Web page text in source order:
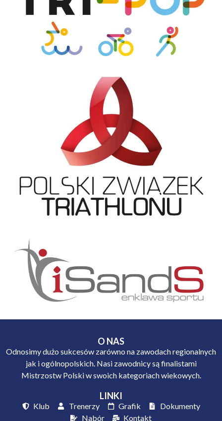
O NAS
Odnosimy dużo sukcesów zarówno na zawodach regionalnych
jak i ogólnopolskich. Nasi zawodnicy są finalistami
Mistrzostw Polski w swoich kategoriach wiekowych.
LINKI
Klub Trenerzy Grafik
Dokumenty
Nabór
Kontakt